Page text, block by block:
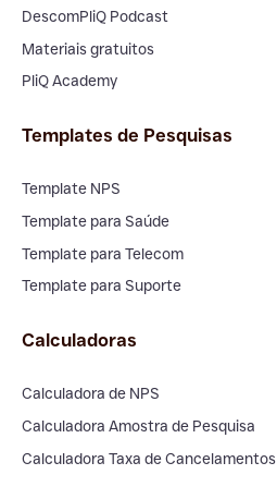
DescomPliQ Podcast
Materiais gratuitos
PliQ Academy
Templates de Pesquisas
Template NPS
Template para Saúde
Template para Telecom
Template para Suporte
Calculadoras
Calculadora de NPS
Calculadora Amostra de Pesquisa
Calculadora Taxa de Cancelamentos